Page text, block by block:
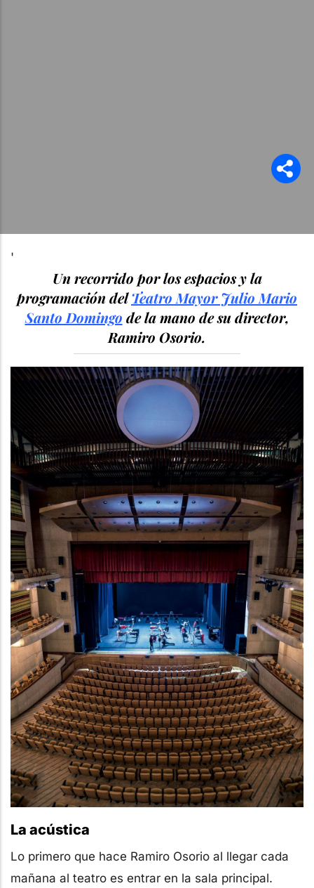
'
Un recorrido por los espacios y la
programación delTeatro Mayor Julio Mario
Santo Domingo de la mano de su director,
Ramiro Osorio.
La acústica
Lo primero que hace Ramiro Osorio al llegar cada
mañana al teatro es entrar en la sala principal.